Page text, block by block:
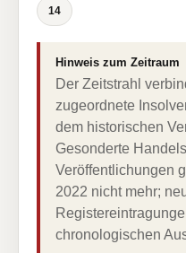
14
Hinweis zum Zeitraum
Der Zeitstrahl
zugeordnete
dem historischen
Gesonderte
Veröffentlichungen
2022 nicht mehr;
chronologischen